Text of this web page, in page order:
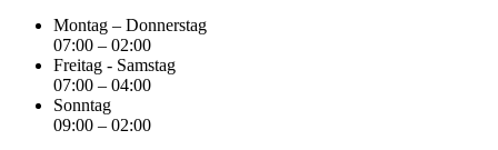
Montag – Donnerstag
07:00 – 02:00
Freitag - Samstag
07:00 – 04:00
Sonntag
09:00 – 02:00